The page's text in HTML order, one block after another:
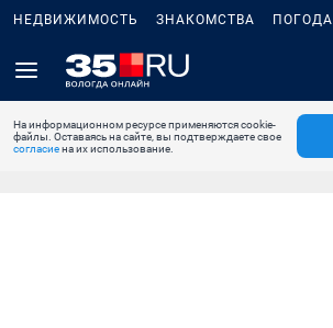
НЕДВИЖИМОСТЬ ЗНАКОМСТВА ПОГОДА
На информационном ресурсе применяются cookie-
файлы. Оставаясь на сайте, вы подтверждаете свое
согласиена их использование.